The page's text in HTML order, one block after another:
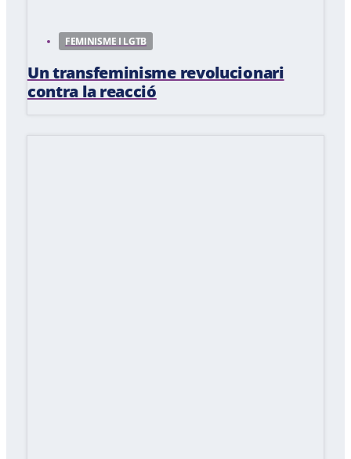
FEMINISME I LGTB
Un transfeminisme revolucionari
contra la reacció